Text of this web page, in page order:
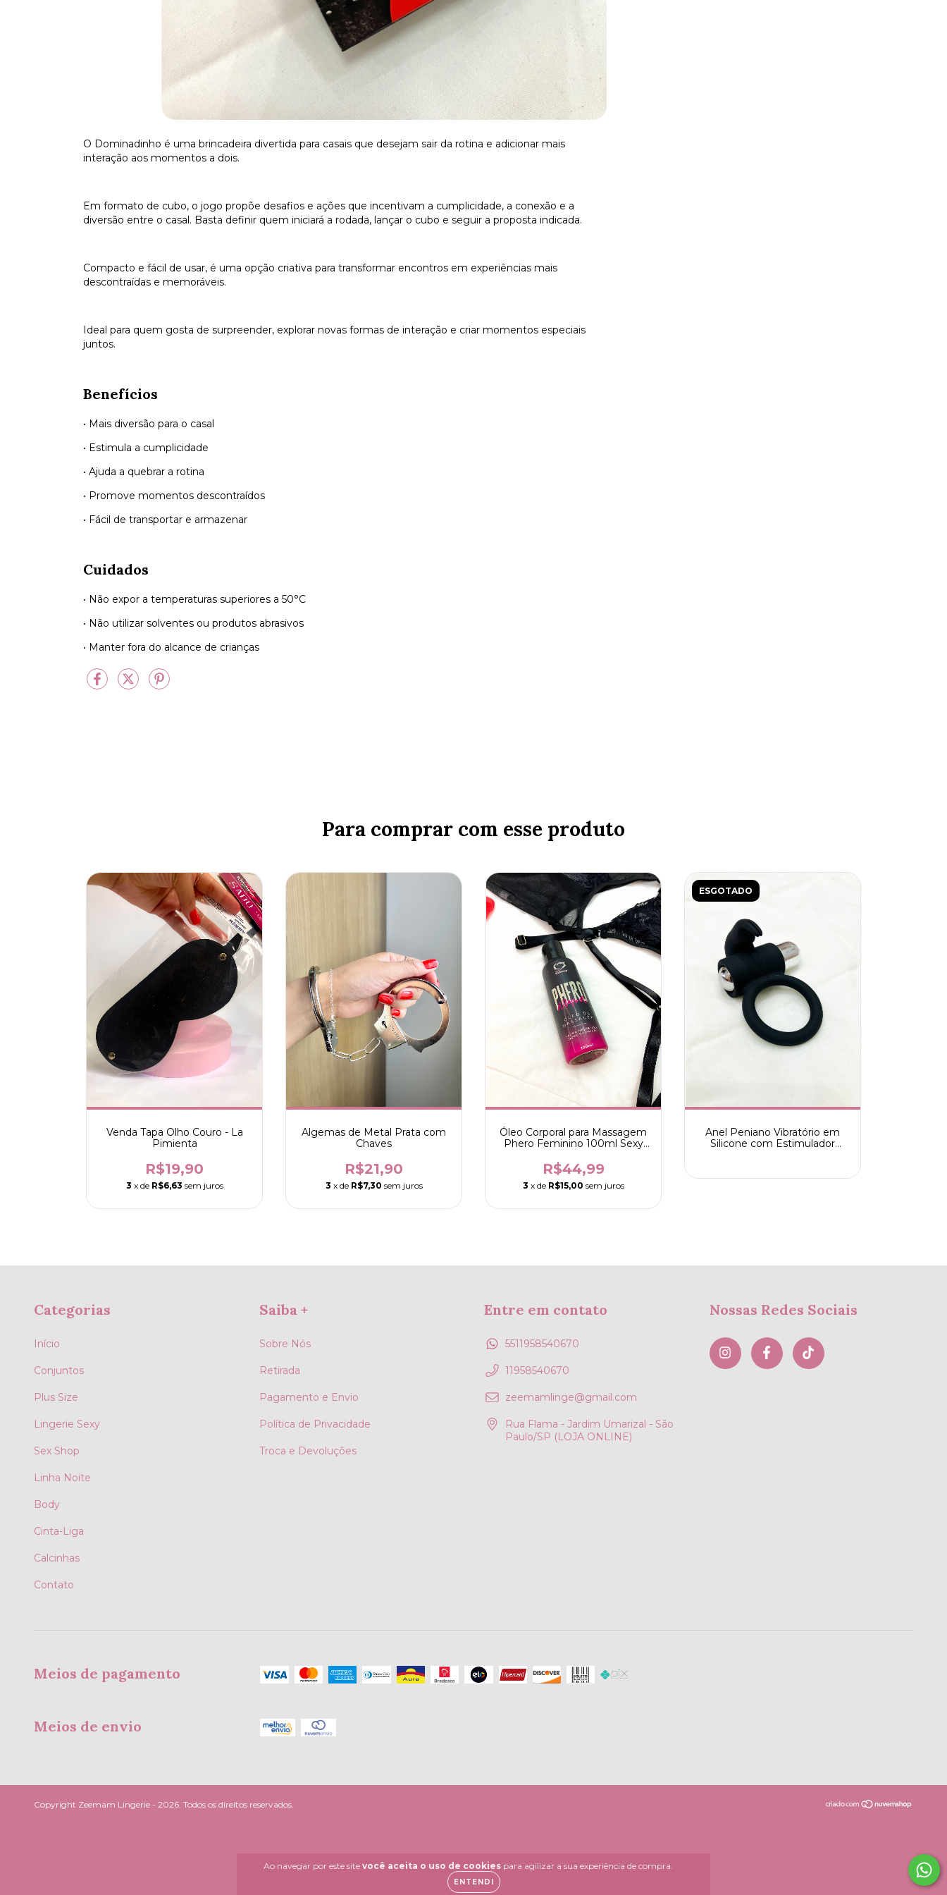
Ao navegar por este site você aceita o uso de cookiespara agilizar a sua experiência de compra.
ENTENDI
O Dominadinho é uma brincadeira divertida para casais que desejam sair da rotina e adicionar mais
interação aos momentos a dois.
Em formato de cubo, o jogo propõe desafios e ações que incentivam a cumplicidade, a conexão e a
diversão entre o casal. Basta definir quem iniciará a rodada, lançar o cubo e seguir a proposta indicada.
Compacto e fácil de usar, é uma opção criativa para transformar encontros em experiências mais
descontraídas e memoráveis.
Ideal para quem gosta de surpreender, explorar novas formas de interação e criar momentos especiais
juntos.
Benefícios
• Mais diversão para o casal
• Estimula a cumplicidade
• Ajuda a quebrar a rotina
• Promove momentos descontraídos
• Fácil de transportar e armazenar
Cuidados
• Não expor a temperaturas superiores a 50°C
• Não utilizar solventes ou produtos abrasivos
• Manter fora do alcance de crianças
Para comprar com esse produto
Venda Tapa Olho Couro - La
Pimienta
R$19,90
3 x de R$6,63 sem juros
Algemas de Metal Prata com
Chaves
R$21,90
3 x de R$7,30 sem juros
Óleo Corporal para Massagem
Phero Feminino 100ml Sexy
R$44,99
3 x de R$15,00 sem juros
ESGOTADO
Anel Peniano Vibratório em
Silicone com Estimulador
Categorias
Início
Conjuntos
Plus Size
Lingerie Sexy
Sex Shop
Linha Noite
Body
Cinta-Liga
Calcinhas
Contato
Saiba +
Sobre Nós
Retirada
Pagamento e Envio
Política de Privacidade
Troca e Devoluções
Entre em contato
5511958540670
11958540670
zeemamlinge@gmail.com
Rua Flama - Jardim Umarizal - São
Paulo/SP (LOJA ONLINE)
Nossas Redes Sociais
Meios de pagamento
Meios de envio
Copyright Zeemam Lingerie - 2026. Todos os direitos reservados.